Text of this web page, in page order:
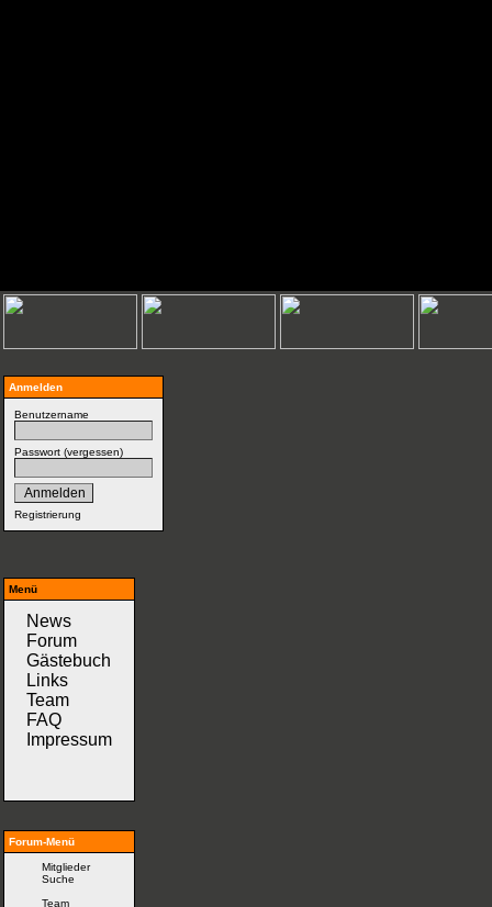
Anmelden
Benutzername
Passwort (vergessen)
Registrierung
Menü
News
Forum
Gästebuch
Links
Team
FAQ
Impressum
Forum-Menü
Mitglieder
Suche
Team